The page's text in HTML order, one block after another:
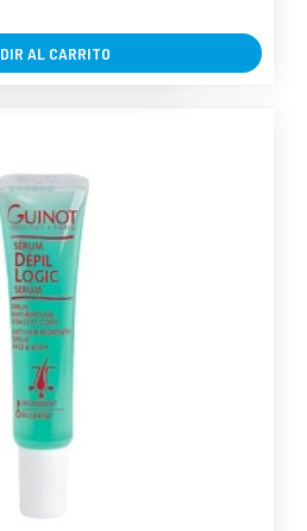
AL CARRITO